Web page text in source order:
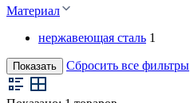
Материал
нержавеющая сталь 1
Показать Сбросить все фильтры